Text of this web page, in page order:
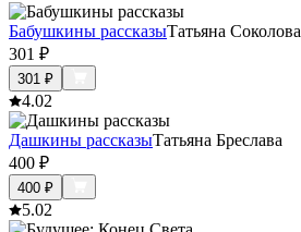
Бабушкины рассказыТатьяна Соколова
301 ₽
301 ₽
4.02
Дашкины рассказыТатьяна Бреслава
400 ₽
400 ₽
5.02